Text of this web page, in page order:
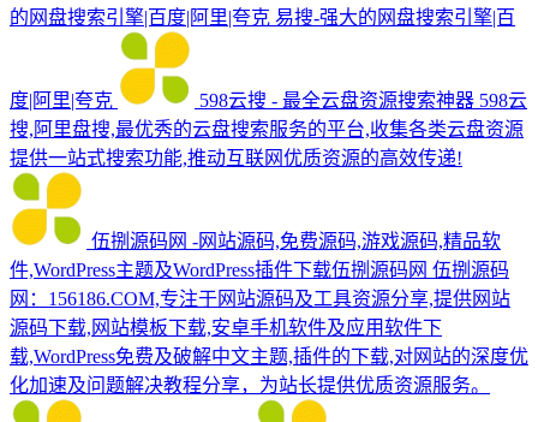
的网盘搜索引擎|百度|阿里|夸克 易搜-强大的网盘搜索引擎|百
度|阿里|夸克 598云搜 - 最全云盘资源搜索神器 598云
搜,阿里盘搜,最优秀的云盘搜索服务的平台,收集各类云盘资源
提供一站式搜索功能,推动互联网优质资源的高效传递!
伍捌源码网 -网站源码,免费源码,游戏源码,精品软
件,WordPress主题及WordPress插件下载伍捌源码网 伍捌源码
网：156186.COM,专注于网站源码及工具资源分享,提供网站
源码下载,网站模板下载,安卓手机软件及应用软件下
载,WordPress免费及破解中文主题,插件的下载,对网站的深度优
化加速及问题解决教程分享，为站长提供优质资源服务。